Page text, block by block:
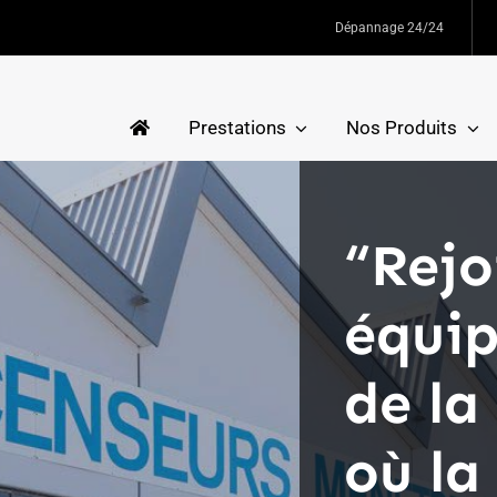
Dépannage 24/24
Prestations Nos Produits
de la
où